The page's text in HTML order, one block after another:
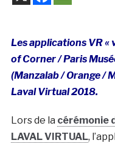
Les applications VR «
of Corner / Paris
(Manzalab / Orange /
Laval Virtual 2018.
Lors de la cérémonie
LAVAL VIRTUAL,